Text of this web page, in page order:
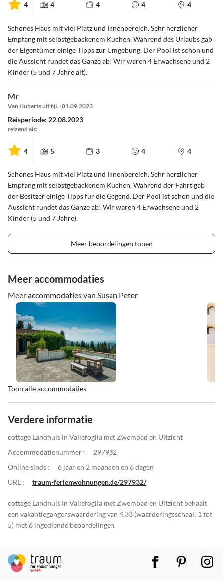
4 4 4 4 4
Schönes Haus mit viel Platz und Innenbereich. Sehr herzlicher
Empfang mit selbstgebackenem Kuchen. Während des Urlaubs gab
der Eigentümer einige Tipps zur Umgebung. Der Pool ist schön und
die Aussicht rundet das Ganze ab! Wir waren 4 Erwachsene und 2
Kinder (5 und 7 Jahre alt).
Mr
Van Huberts uit NL · 01.09.2023
Reisperiode: 22.08.2023
reizend als:
4 5 3 4 4
Schönes Haus mit viel Platz und Innenbereich. Sehr herzlicher
Empfang mit selbstgebackenem Kuchen. Während der Fahrt gab
der Besitzer einige Tipps für die Gegend. Der Pool ist schön und die
Aussicht rundet das Ganze ab! Wir waren 4 Erwachsene und 2
Kinder (5 und 7 Jahre).
Meer beoordelingen tonen
Meer accommodaties
Meer accommodaties van Susan Peter
Toon alle accommodaties
Verdere informatie
cottage Landhuis in Vallefoglia met Zwembad en Uitzicht
Accommodatienummer :
297932
Online sinds :
6 jaar en 2 maanden en 6 dagen
URL :
traum-ferienwohnungen.de/297932/
cottage Landhuis in Vallefoglia met Zwembad en Uitzicht behaalt
een vakantiegangerswaardering van 4.33 (waarderingsschaal: 1 tot
5) met 6 ingediende beoordelingen.